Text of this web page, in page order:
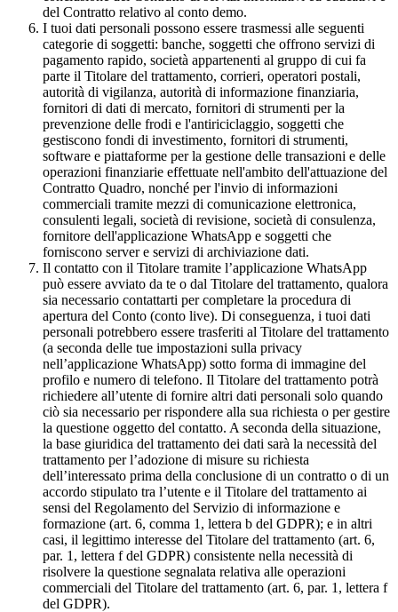
del Contratto relativo al conto demo.
I tuoi dati personali possono essere trasmessi alle seguenti
categorie di soggetti: banche, soggetti che offrono servizi di
pagamento rapido, società appartenenti al gruppo di cui fa
parte il Titolare del trattamento, corrieri, operatori postali,
autorità di vigilanza, autorità di informazione finanziaria,
fornitori di dati di mercato, fornitori di strumenti per la
prevenzione delle frodi e l'antiriciclaggio, soggetti che
gestiscono fondi di investimento, fornitori di strumenti,
software e piattaforme per la gestione delle transazioni e delle
operazioni finanziarie effettuate nell'ambito dell'attuazione del
Contratto Quadro, nonché per l'invio di informazioni
commerciali tramite mezzi di comunicazione elettronica,
consulenti legali, società di revisione, società di consulenza,
fornitore dell'applicazione WhatsApp e soggetti che
forniscono server e servizi di archiviazione dati.
Il contatto con il Titolare tramite l’applicazione WhatsApp
può essere avviato da te o dal Titolare del trattamento, qualora
sia necessario contattarti per completare la procedura di
apertura del Conto (conto live). Di conseguenza, i tuoi dati
personali potrebbero essere trasferiti al Titolare del trattamento
(a seconda delle tue impostazioni sulla privacy
nell’applicazione WhatsApp) sotto forma di immagine del
profilo e numero di telefono. Il Titolare del trattamento potrà
richiedere all’utente di fornire altri dati personali solo quando
ciò sia necessario per rispondere alla sua richiesta o per gestire
la questione oggetto del contatto. A seconda della situazione,
la base giuridica del trattamento dei dati sarà la necessità del
trattamento per l’adozione di misure su richiesta
dell’interessato prima della conclusione di un contratto o di un
accordo stipulato tra l’utente e il Titolare del trattamento ai
sensi del Regolamento del Servizio di informazione e
formazione (art. 6, comma 1, lettera b del GDPR); e in altri
casi, il legittimo interesse del Titolare del trattamento (art. 6,
par. 1, lettera f del GDPR) consistente nella necessità di
risolvere la questione segnalata relativa alle operazioni
commerciali del Titolare del trattamento (art. 6, par. 1, lettera f
del GDPR).